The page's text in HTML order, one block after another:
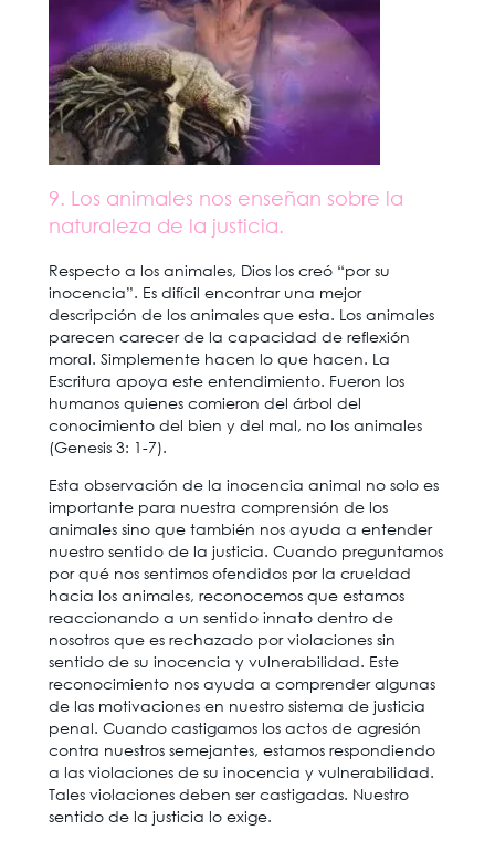
9. Los animales nos enseñan sobre la
naturaleza de la justicia.
Respecto a los animales, Dios los creó “por su
inocencia”. Es difícil encontrar una mejor
descripción de los animales que esta. Los animales
parecen carecer de la capacidad de reflexión
moral. Simplemente hacen lo que hacen. La
Escritura apoya este entendimiento. Fueron los
humanos quienes comieron del árbol del
conocimiento del bien y del mal, no los animales
(Genesis 3: 1-7).
Esta observación de la inocencia animal no solo es
importante para nuestra comprensión de los
animales sino que también nos ayuda a entender
nuestro sentido de la justicia. Cuando preguntamos
por qué nos sentimos ofendidos por la crueldad
hacia los animales, reconocemos que estamos
reaccionando a un sentido innato dentro de
nosotros que es rechazado por violaciones sin
sentido de su inocencia y vulnerabilidad. Este
reconocimiento nos ayuda a comprender algunas
de las motivaciones en nuestro sistema de justicia
penal. Cuando castigamos los actos de agresión
contra nuestros semejantes, estamos respondiendo
a las violaciones de su inocencia y vulnerabilidad.
Tales violaciones deben ser castigadas. Nuestro
sentido de la justicia lo exige.